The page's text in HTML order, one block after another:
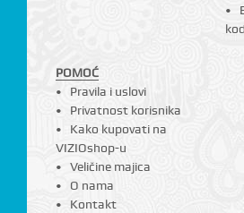
POMOĆ
Pravila i uslovi
Privatnost korisnika
Kako kupovati na
VIZIOshop-u
Veličine majica
O nama
Kontakt